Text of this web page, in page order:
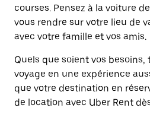
courses. Pensez à la voiture
vous rendre sur votre lieu de
avec votre famille et vos amis.
Quels que soient vos
voyage en une expérience
que votre destination en
de location avec Uber Rent